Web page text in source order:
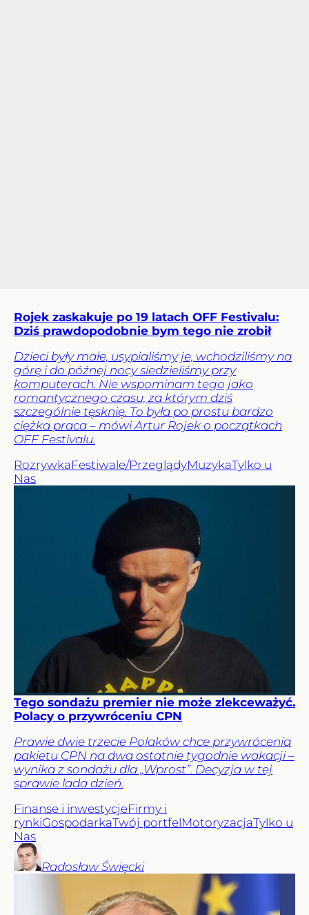
Rojek zaskakuje po 19 latach OFF Festivalu:
Dziś prawdopodobnie bym tego nie zrobił
Dzieci były małe, usypialiśmy je, wchodziliśmy na
górę i do późnej nocy siedzieliśmy przy
komputerach. Nie wspominam tego jako
romantycznego czasu, za którym dziś
szczególnie tęsknię. To była po prostu bardzo
ciężka praca – mówi Artur Rojek o początkach
OFF Festivalu.
RozrywkaFestiwale/PrzeglądyMuzykaTylko u
Nas
Tego sondażu premier nie może zlekceważyć.
Polacy o przywróceniu CPN
Prawie dwie trzecie Polaków chce przywrócenia
pakietu CPN na dwa ostatnie tygodnie wakacji –
wynika z sondażu dla „Wprost”. Decyzja w tej
sprawie lada dzień.
Finanse i inwestycjeFirmy i
rynkiGospodarkaTwój portfelMotoryzacjaTylko u
Nas
Radosław Święcki